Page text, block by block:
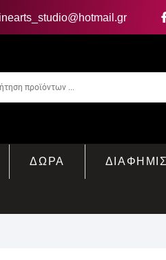
ΔΩΡΑ